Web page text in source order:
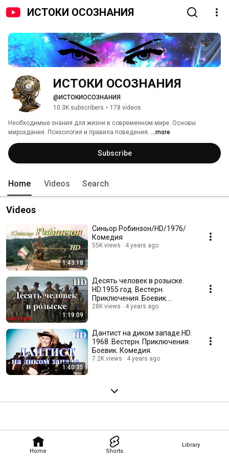
ИСТОКИ ОСОЗНАНИЯ
Home Shorts
Library
ИСТОКИ ОСОЗНАНИЯ
@ИСТОКИОСОЗНАНИЯ
10.3K subscribers • 178 videos
Необходимые знания для жизни в современном мире. Основы
мироздания. Психология и правила поведения. ...more
Subscribe
Home Videos Search
Videos
1:43:18
Синьор Робинзон/HD/1976/
Комедия
55K views 4 years ago
1:19:09
Десять человек в розыске.
HD.1955 год. Вестерн.
Приключения. Боевик.
Мелодрама. Драма.
28K views 4 years ago
1:40:35
Дантист на диком западе.HD.
1968. Вестерн. Приключения.
Боевик. Комедия.
7.2K views 4 years ago